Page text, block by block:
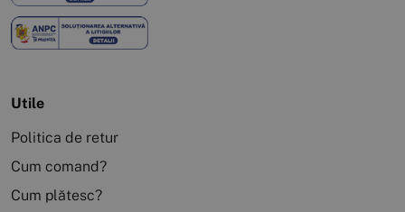
Utile
Politica de retur
Cum comand?
Cum plătesc?